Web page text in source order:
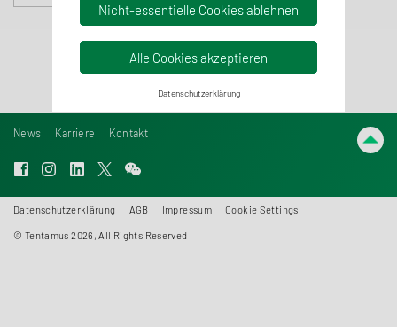
Nicht-essentielle Cookies ablehnen
Alle Cookies akzeptieren
Datenschutzerklärung
News Karriere Kontakt
Datenschutzerklärung AGB Impressum Cookie Settings
© Tentamus 2026, All Rights Reserved